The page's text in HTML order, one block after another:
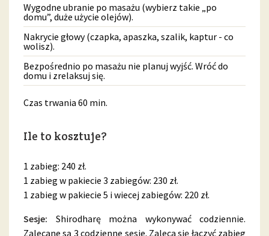
Wygodne ubranie po masażu (wybierz takie „po
domu”, duże użycie olejów).
Nakrycie głowy (czapka, apaszka, szalik, kaptur - co
wolisz).
Bezpośrednio po masażu nie planuj wyjść. Wróć do
domu i zrelaksuj się.
Czas trwania 60 min.
Ile to kosztuje?
1 zabieg: 240 zł.
1 zabieg w pakiecie 3 zabiegów: 230 zł.
1 zabieg w pakiecie 5 i wiecej zabiegów: 220 zł.
Sesje: Shirodharę można wykonywać codziennie.
Zalecane są 3 codzienne sesje. Zaleca się łączyć zabieg